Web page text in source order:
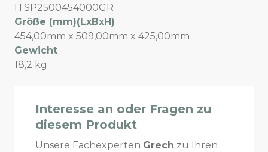
ITSP2500454000GR
Größe (mm)(LxBxH)
454,00mm x 509,00mm x 425,00mm
Gewicht
18,2 kg
Interesse an oder Fragen zu
diesem Produkt
Unsere Fachexperten Grech zu Ihren